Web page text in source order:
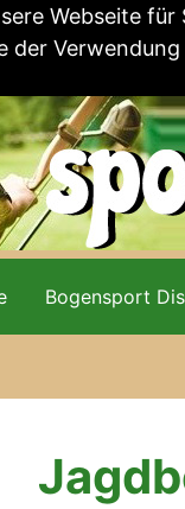
Webseite
der
Bogensport